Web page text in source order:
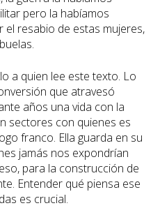
pero la habíamos
resabio de estas mujeres,
a quien lee este texto. Lo
que atravesó
años una vida con la
sectores con quienes es
franco. Ella guarda en su
jamás nos expondrían
para la construcción de
Entender qué piensa ese
es crucial.